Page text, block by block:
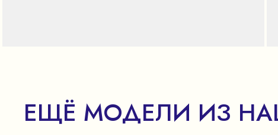
ЕЩЁ МОДЕЛИ ИЗ